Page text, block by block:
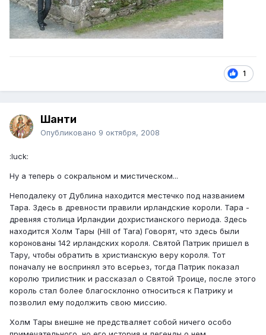
1
Шанти
Опубликовано 9 октября, 2008
:luck:
Ну а теперь о сокральном и мистическом...
Неподалеку от Дублина находится местечко под названием
Тара. Здесь в древности правили ирландские короли. Тара -
древняя столица Ирландии дохристианского периода. Здесь
находится Холм Тары (Hill of Tara) Говорят, что здесь были
коронованы 142 ирландских короля. Святой Патрик пришел в
Тару, чтобы обратить в христианскую веру короля. Тот
поначалу не воспринял это всерьез, тогда Патрик показал
королю трилистник и рассказал о Святой Троице, после этого
король стал более благосклонно относиться к Патрику и
позволил ему подолжить свою миссию.
Холм Тары внешне не предстваляет собой ничего особо